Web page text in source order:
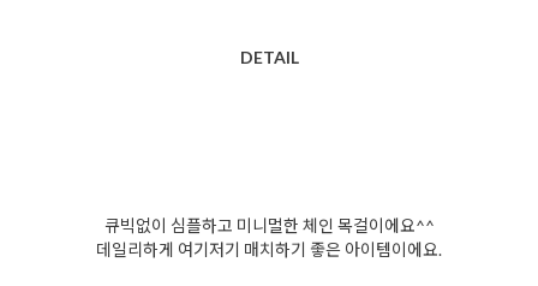
DETAIL
큐빅없이 심플하고 미니멀한 체인 목걸이에요^^
데일리하게 여기저기 매치하기 좋은 아이템이에요.